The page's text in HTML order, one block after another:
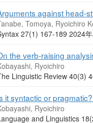
against head-
Tomoya, Ryoichiro
27(1) 167-189 2024年
the verb-raising
Ryoichiro
Linguistic Review 40(3)
it syntactic or
Ryoichiro
and Linguistics